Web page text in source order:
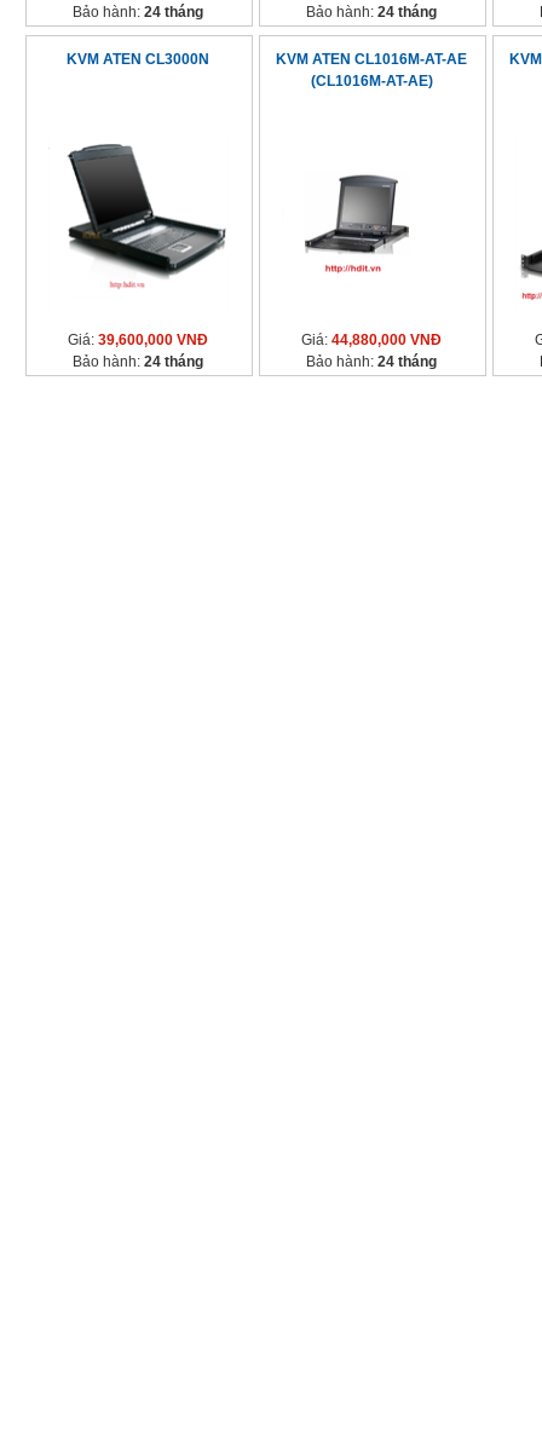
Bảo hành:24 tháng
Bảo hành:24 tháng
KVM ATEN CL3000N
Giá:39,600,000 VNĐ
Bảo hành:24 tháng
KVM ATEN CL1016M-AT-AE
(CL1016M-AT-AE)
Giá:44,880,000 VNĐ
Bảo hành:24 tháng